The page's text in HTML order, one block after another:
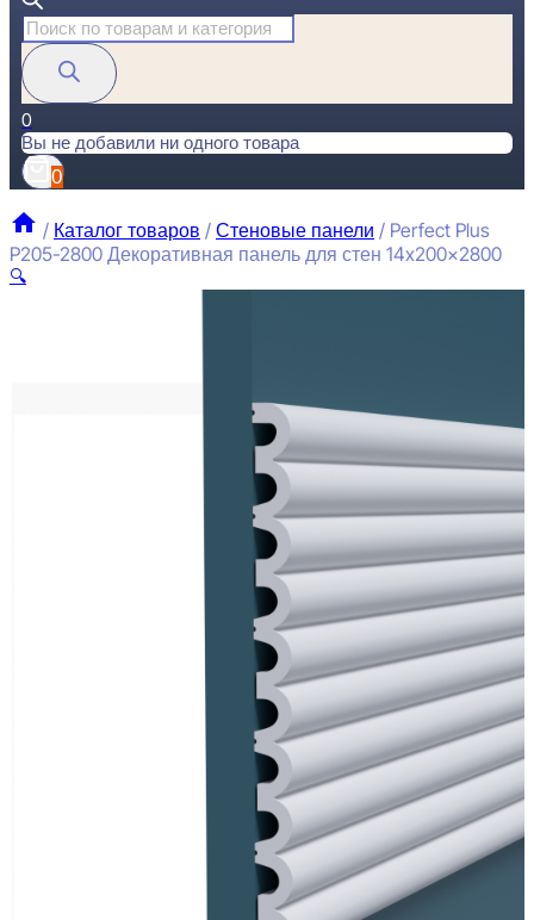
Поиск
товаров
0
Вы не добавили ни одного товара
0
/ Каталог товаров / Стеновые панели / Perfect Plus
P205-2800 Декоративная панель для стен 14x200x2800
🔍